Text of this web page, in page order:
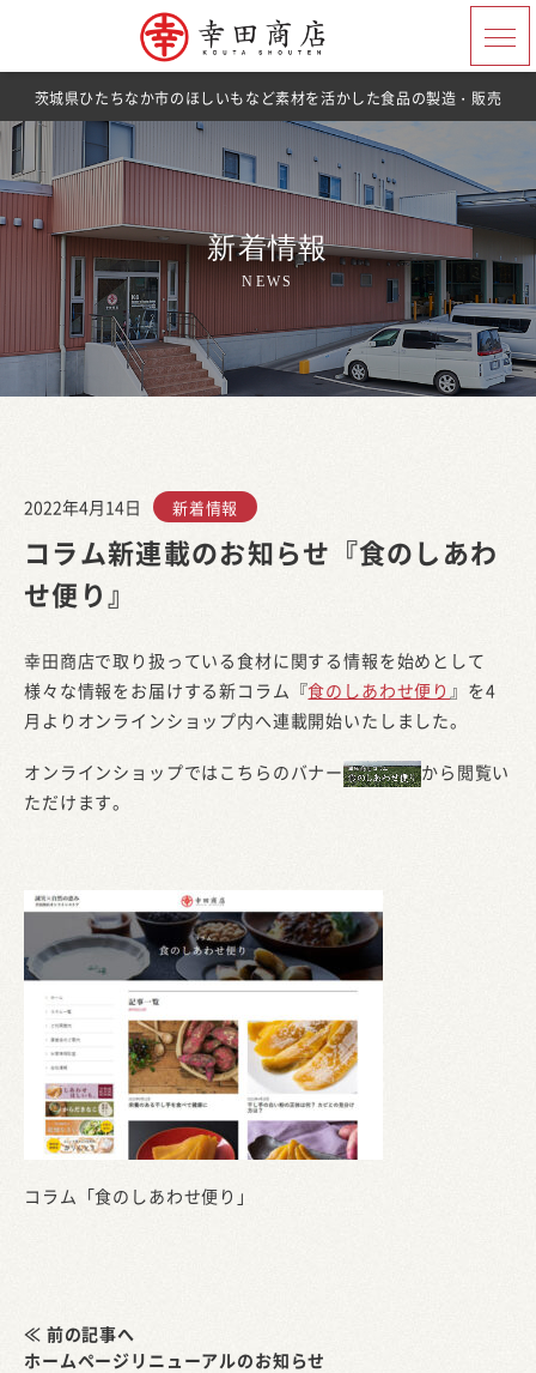
茨城県ひたちなか市のほしいもなど素材を活かした食品の製造・販売
新着情報
NEWS
2022年4月14日 新着情報
コラム新連載のお知らせ『食のしあわ
せ便り』
幸田商店で取り扱っている食材に関する情報を始めとして
様々な情報をお届けする新コラム『食のしあわせ便り』を4
月よりオンラインショップ内へ連載開始いたしました。
オンラインショップではこちらのバナー
から閲覧い
ただけます。
コラム「食のしあわせ便り」
≪ 前の記事へ
ホームページリニューアルのお知らせ